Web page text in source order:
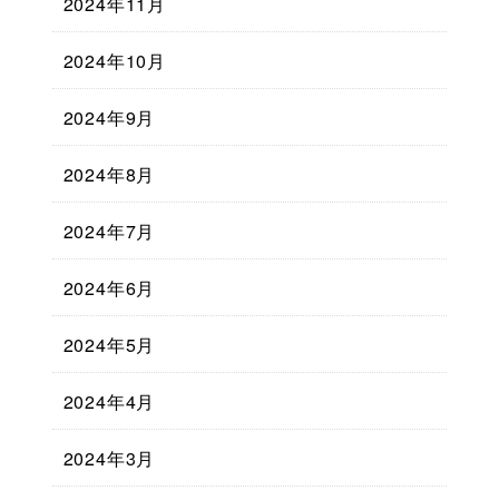
2024年10月
2024年9月
2024年8月
2024年7月
2024年6月
2024年5月
2024年4月
2024年3月